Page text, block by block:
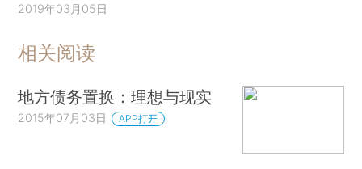
2019年03月05日
相关阅读
地方债务置换：理想与现实
2015年07月03日 APP打开